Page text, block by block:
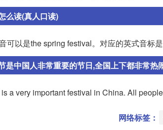
么读(真人口读)
可以是the spring festival。对应的英式音标
是中国人非常重要的节日,全国上下都非常热
a very important festival in China. All
网络标签：